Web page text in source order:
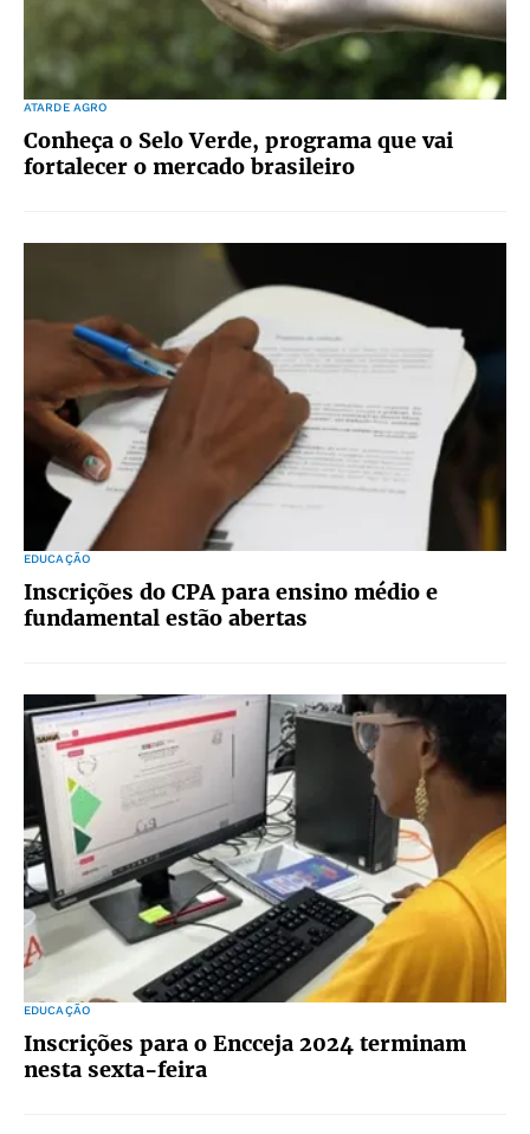
ATARDE AGRO
Conheça o Selo Verde, programa que vai
fortalecer o mercado brasileiro
EDUCAÇÃO
Inscrições do CPA para ensino médio e
fundamental estão abertas
EDUCAÇÃO
Inscrições para o Encceja 2024 terminam
nesta sexta-feira